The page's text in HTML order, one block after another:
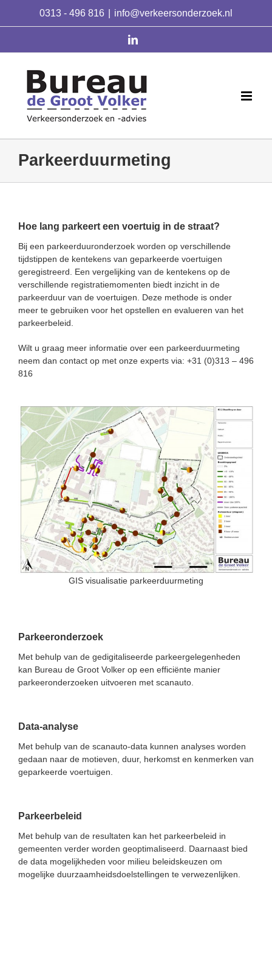
0313 - 496 816 info@verkeersonderzoek.nl
linkedin
Parkeerduurmeting
Hoe lang parkeert een voertuig in de straat?
Bij een parkeerduuronderzoek worden op verschillende
tijdstippen de kentekens van geparkeerde voertuigen
geregistreerd. Een vergelijking van de kentekens op de
verschillende registratiemomenten biedt inzicht in de
parkeerduur van de voertuigen. Deze methode is onder
meer te gebruiken voor het opstellen en evalueren van het
parkeerbeleid.
Wilt u graag meer informatie over een parkeerduurmeting
neem dan contact op met onze experts via: +31 (0)313 – 496
816
GIS visualisatie parkeerduurmeting
Parkeeronderzoek
Met behulp van de gedigitaliseerde parkeergelegenheden
kan Bureau de Groot Volker op een efficiënte manier
parkeeronderzoeken uitvoeren met scanauto.
Data-analyse
Met behulp van de scanauto-data kunnen analyses worden
gedaan naar de motieven, duur, herkomst en kenmerken van
geparkeerde voertuigen.
Parkeerbeleid
Met behulp van de resultaten kan het parkeerbeleid in
gemeenten verder worden geoptimaliseerd. Daarnaast bied
de data mogelijkheden voor milieu beleidskeuzen om
mogelijke duurzaamheidsdoelstellingen te verwezenlijken.